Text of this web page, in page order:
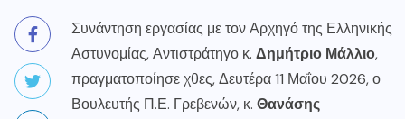
Συνάντηση εργασίας με τον Αρχηγό της Ελληνικής
Αστυνομίας, Αντιστράτηγο κ. Δημήτριο Μάλλιο,
πραγματοποίησε χθες, Δευτέρα 11 Μαΐου 2026, ο
Βουλευτής Π.Ε. Γρεβενών, κ. Θανάσης